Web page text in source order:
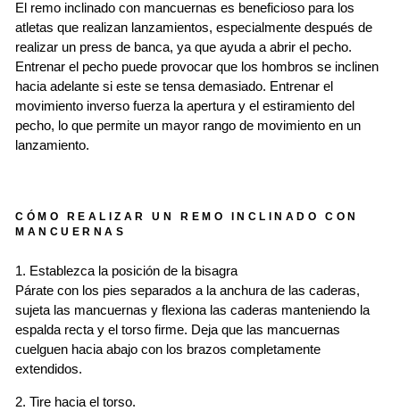
El remo inclinado con mancuernas es beneficioso para los
atletas que realizan lanzamientos, especialmente después de
realizar un press de banca, ya que ayuda a abrir el pecho.
Entrenar el pecho puede provocar que los hombros se inclinen
hacia adelante si este se tensa demasiado. Entrenar el
movimiento inverso fuerza la apertura y el estiramiento del
pecho, lo que permite un mayor rango de movimiento en un
lanzamiento.
CÓMO REALIZAR UN REMO INCLINADO CON
MANCUERNAS
1. Establezca la posición de la bisagra
Párate con los pies separados a la anchura de las caderas,
sujeta las mancuernas y flexiona las caderas manteniendo la
espalda recta y el torso firme. Deja que las mancuernas
cuelguen hacia abajo con los brazos completamente
extendidos.
2. Tire hacia el torso.